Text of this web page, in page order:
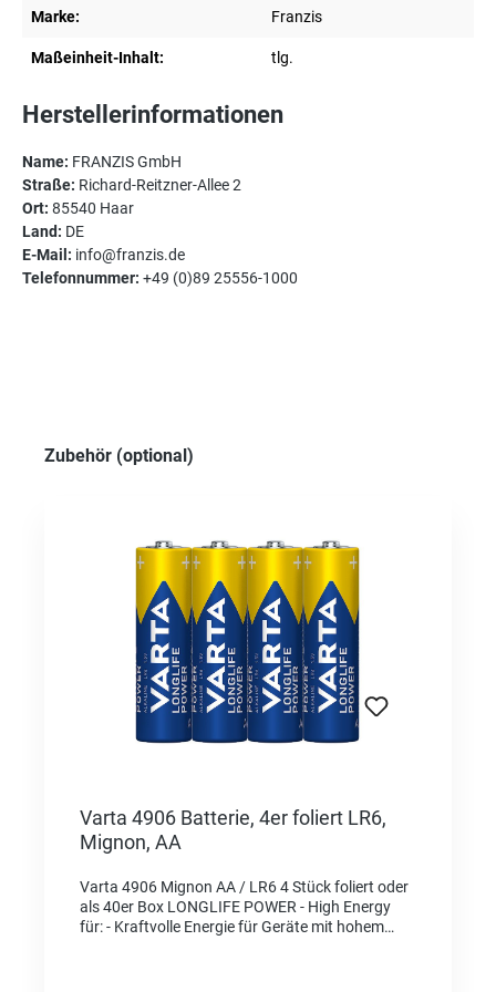
Marke: Franzis
Maßeinheit-Inhalt: tlg.
Herstellerinformationen
Name: FRANZIS GmbH
Straße: Richard-Reitzner-Allee 2
Ort: 85540 Haar
Land: DE
E-Mail: info@franzis.de
Telefonnummer: +49 (0)89 25556-1000
Produktgalerie überspringen
Zubehör (optional)
Varta 4906 Batterie, 4er foliert LR6,
Mignon, AA
Varta 4906 Mignon AA / LR6 4 Stück foliert oder
als 40er Box LONGLIFE POWER - High Energy
für: - Kraftvolle Energie für Geräte mit hohem